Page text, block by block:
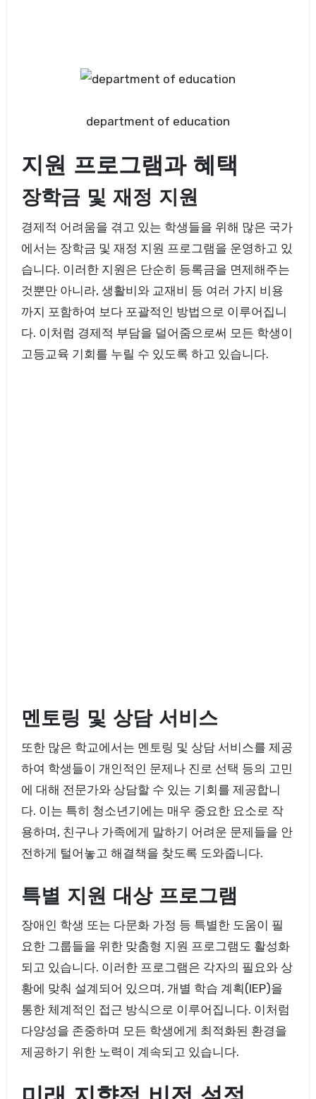
department of education
지원 프로그램과 혜택
장학금 및 재정 지원
경제적 어려움을 겪고 있는 학생들을 위해 많은 국가
에서는 장학금 및 재정 지원 프로그램을 운영하고 있
습니다. 이러한 지원은 단순히 등록금을 면제해주는
것뿐만 아니라, 생활비와 교재비 등 여러 가지 비용
까지 포함하여 보다 포괄적인 방법으로 이루어집니
다. 이처럼 경제적 부담을 덜어줌으로써 모든 학생이
고등교육 기회를 누릴 수 있도록 하고 있습니다.
멘토링 및 상담 서비스
또한 많은 학교에서는 멘토링 및 상담 서비스를 제공
하여 학생들이 개인적인 문제나 진로 선택 등의 고민
에 대해 전문가와 상담할 수 있는 기회를 제공합니
다. 이는 특히 청소년기에는 매우 중요한 요소로 작
용하며, 친구나 가족에게 말하기 어려운 문제들을 안
전하게 털어놓고 해결책을 찾도록 도와줍니다.
특별 지원 대상 프로그램
장애인 학생 또는 다문화 가정 등 특별한 도움이 필
요한 그룹들을 위한 맞춤형 지원 프로그램도 활성화
되고 있습니다. 이러한 프로그램은 각자의 필요와 상
황에 맞춰 설계되어 있으며, 개별 학습 계획(IEP)을
통한 체계적인 접근 방식으로 이루어집니다. 이처럼
다양성을 존중하며 모든 학생에게 최적화된 환경을
제공하기 위한 노력이 계속되고 있습니다.